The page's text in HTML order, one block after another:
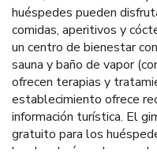
huéspedes pueden
comidas, aperitivos y
un centro de bienestar
sauna y baño de vapor
ofrecen terapias y
establecimiento ofrece
información turística. El
gratuito para los
km. Los huéspedes